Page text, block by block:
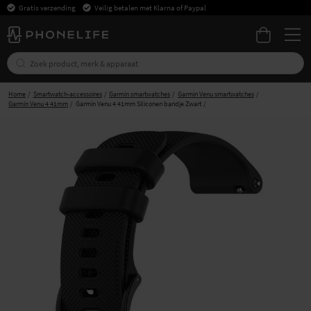
Gratis verzending Veilig betalen met Klarna of Paypal
Home Smartwatch-accessoires Garmin smartwatches
Garmin Venu smartwatches
Garmin Venu 4 41mm
Garmin Venu 4 41mm Siliconen bandje Zwart